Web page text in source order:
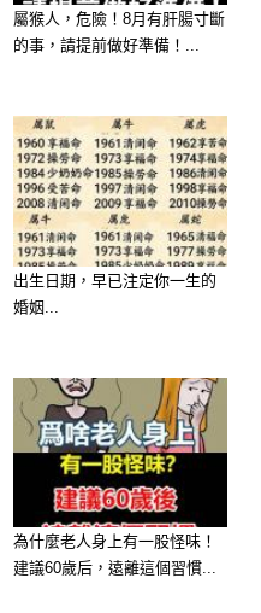
出無比強大的自
過或大筆獎金入
睡眠大幅改善，
、搬新家、添丁
跟著你旺旺來！
屬猴人，危險！8月有肝腸寸斷
的事，請提前做好準備！...
出生日期，早已注定你一生的
婚姻...
為什麼老人身上有一股怪味！
建議60歲后，遠離這個習慣...